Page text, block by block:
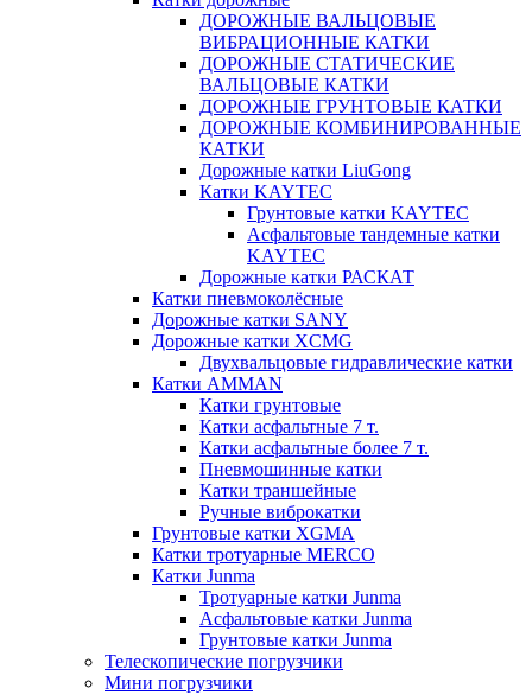
ДОРОЖНЫЕ ВАЛЬЦОВЫЕ
ВИБРАЦИОННЫЕ КАТКИ
ДОРОЖНЫЕ СТАТИЧЕСКИЕ
ВАЛЬЦОВЫЕ КАТКИ
ДОРОЖНЫЕ ГРУНТОВЫЕ КАТКИ
ДОРОЖНЫЕ КОМБИНИРОВАННЫЕ
КАТКИ
Дорожные катки LiuGong
Катки KAYTEC
Грунтовые катки KAYTEC
Асфальтовые тандемные катки
KAYTEC
Дорожные катки РАСКАТ
Катки пневмоколёсные
Дорожные катки SANY
Дорожные катки XCMG
Двухвальцовые гидравлические катки
Катки AMMAN
Катки грунтовые
Катки асфальтные 7 т.
Катки асфальтные более 7 т.
Пневмошинные катки
Катки траншейные
Ручные виброкатки
Грунтовые катки XGMA
Катки тротуарные MERCO
Катки Junma
Тротуарные катки Junma
Асфальтовые катки Junma
Грунтовые катки Junma
Телескопические погрузчики
Мини погрузчики